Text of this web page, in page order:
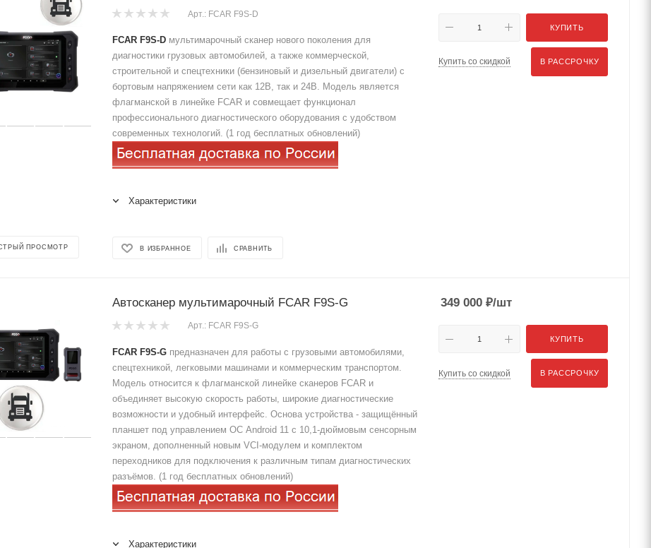
ПРОСМОТР
Арт.: FCAR F9S-D
FCAR F9S-D мультимарочный сканер нового поколения для
диагностики грузовых автомобилей, а также коммерческой,
строительной и спецтехники (бензиновый и дизельный двигатели) с
бортовым напряжением сети как 12В, так и 24В. Модель является
флагманской в линейке FCAR и совмещает функционал
профессионального диагностического оборудования с удобством
современных технологий. (1 год бесплатных обновлений)
Характеристики
В ИЗБРАННОЕ СРАВНИТЬ
КУПИТЬ
Купить со скидкой В РАССРОЧКУ
Автосканер мультимарочный FCAR F9S-G
Арт.: FCAR F9S-G
FCAR F9S‑G предназначен для работы с грузовыми автомобилями,
спецтехникой, легковыми машинами и коммерческим транспортом.
Модель относится к флагманской линейке сканеров FCAR и
объединяет высокую скорость работы, широкие диагностические
возможности и удобный интерфейс. Основа устройства - защищённый
планшет под управлением ОС Android 11 с 10,1‑дюймовым сенсорным
экраном, дополненный новым VCI‑модулем и комплектом
переходников для подключения к различным типам диагностических
разъёмов. (1 год бесплатных обновлений)
Характеристики
349 000 ₽/шт
КУПИТЬ
Купить со скидкой В РАССРОЧКУ